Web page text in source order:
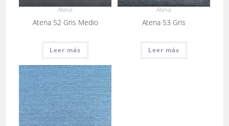
Atena
Atena 52 Gris Medio
Leer más
Atena
Atena 53 Gris
Leer más